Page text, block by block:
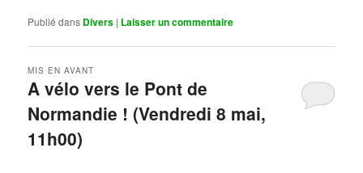
Publié dans Divers | Laisser un commentaire
A vélo vers le Pont de
Normandie ! (Vendredi 8 mai,
11h00)
MIS EN AVANT